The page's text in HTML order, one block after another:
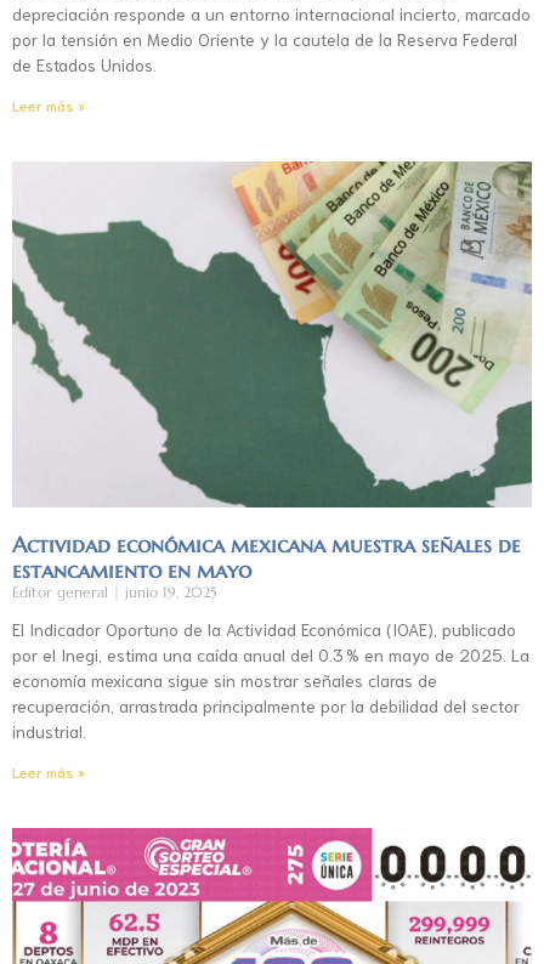
depreciación responde a un entorno internacional incierto, marcado
por la tensión en Medio Oriente y la cautela de la Reserva Federal
de Estados Unidos.
Leer más »
Actividad económica mexicana muestra señales de
estancamiento en mayo
Editor general junio 19, 2025
El Indicador Oportuno de la Actividad Económica (IOAE), publicado
por el Inegi, estima una caída anual del 0.3 % en mayo de 2025. La
economía mexicana sigue sin mostrar señales claras de
recuperación, arrastrada principalmente por la debilidad del sector
industrial.
Leer más »